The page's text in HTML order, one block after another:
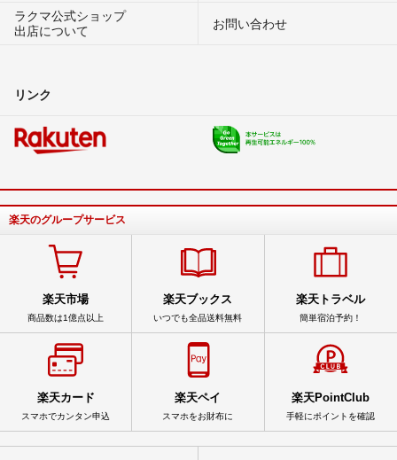
ラクマ公式ショップ
出店について
お問い合わせ
リンク
楽天のグループサービス
楽天市場
商品数は1億点以上
楽天ブックス
いつでも全品送料無料
楽天トラベル
簡単宿泊予約！
楽天カード
スマホでカンタン申込
楽天ペイ
スマホをお財布に
楽天PointClub
手軽にポイントを確認